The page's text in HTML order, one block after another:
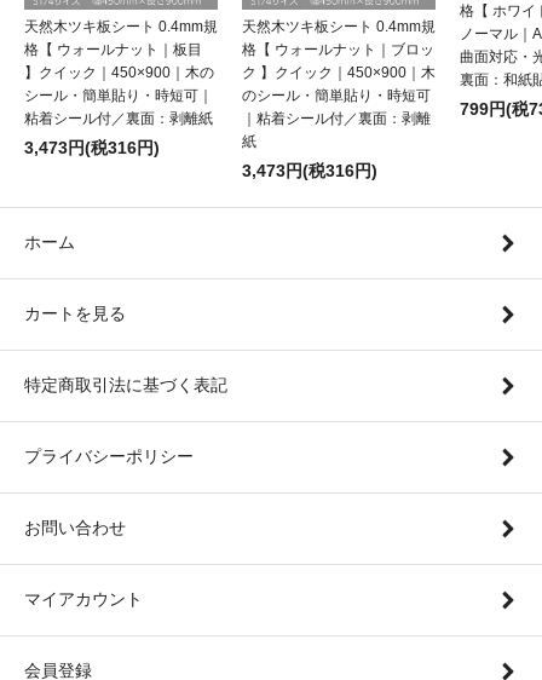
天然木ツキ板シート 0.4mm規
格【 ウォールナット｜板目
】クイック｜450×900｜木の
シール・簡単貼り・時短可｜
粘着シール付／裏面：剥離紙
3,473円(税316円)
天然木ツキ板シート 0.4mm規
格【 ウォールナット｜ブロッ
ク 】クイック｜450×900｜木
のシール・簡単貼り・時短可
｜粘着シール付／裏面：剥離
紙
3,473円(税316円)
格【 ホワイ
ノーマル｜
曲面対応・
裏面：和紙
799円(税
ホーム
カートを見る
特定商取引法に基づく表記
プライバシーポリシー
お問い合わせ
マイアカウント
会員登録